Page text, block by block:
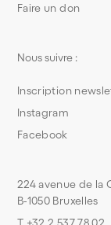
Faire un don
224 avenue de la
B-1050 Bruxelles
Nous suivre :
Inscription
Instagram
Facebook